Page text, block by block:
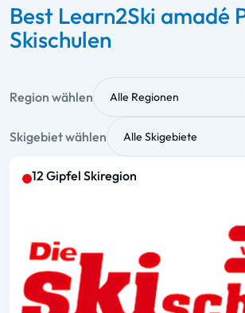
Best Learn2Ski amadé
Skischulen
Region wählen
Skigebiet wählen
12 Gipfel Skiregion